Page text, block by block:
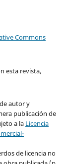
Commons
esta revista,
autor y
publicación de
a la Licencia
de licencia no